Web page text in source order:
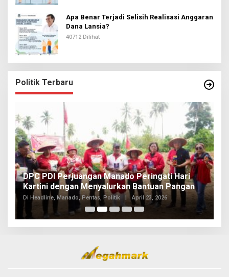
Apa Benar Terjadi Selisih Realisasi Anggaran
Dana Lansia?
40712 Dilihat
Politik Terbaru
DPC PDI Perjuangan Manado Peringati Hari
Kartini dengan Menyalurkan Bantuan Pangan
Di Headline, Manado, Pentas, Politik April 23, 2026